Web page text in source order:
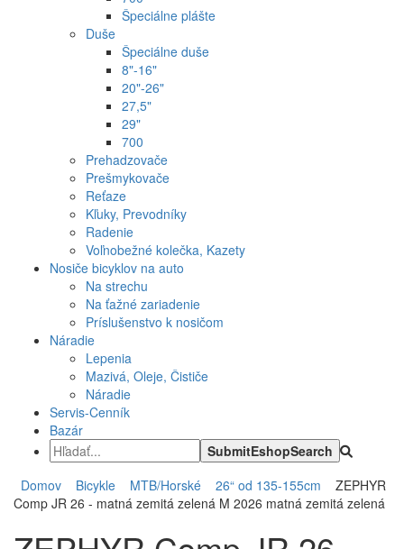
Špeciálne plášte
Duše
Špeciálne duše
8"-16"
20"-26"
27,5"
29"
700
Prehadzovače
Prešmykovače
Reťaze
Kľuky, Prevodníky
Radenie
Voľnobežné kolečka, Kazety
Nosiče bicyklov na auto
Na strechu
Na ťažné zariadenie
Príslušenstvo k nosičom
Náradie
Lepenia
Mazivá, Oleje, Čističe
Náradie
Servis-Cenník
Bazár
Domov Bicykle MTB/Horské 26“ od 135-155cm
ZEPHYR
Comp JR 26 - matná zemitá zelená M 2026 matná zemitá zelená